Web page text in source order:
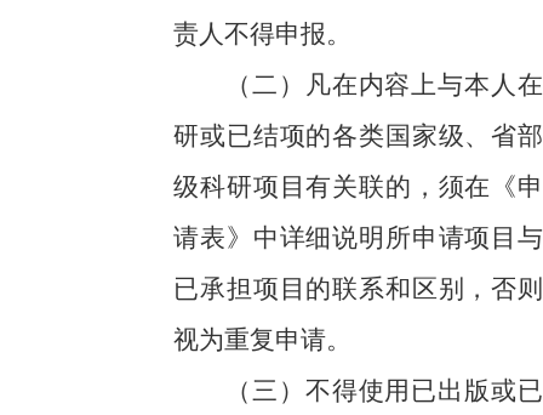
责人不得申报。
（二 ）凡在内容上与本人在
研或已结项的各类国家级、省部
级科研项目有关联的，须在《申
请表》中详细说明所申请项目与
已承担项目的联系和区别，否则
视为重复申请。
（三 ）不得使用已出版或已